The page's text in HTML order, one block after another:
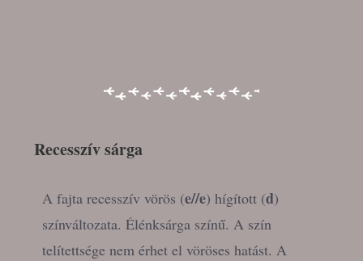
Recesszív sárga
A fajta recesszív vörös (e//e) hígított (d)
színváltozata. Élénksárga színű. A szín
telítettsége nem érhet el vöröses hatást. A